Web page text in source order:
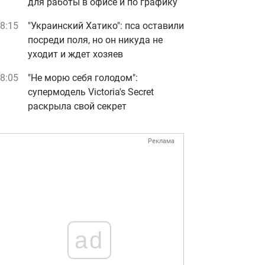
"Украинский Хатико": пса оставили
посреди поля, но он никуда не
уходит и ждет хозяев
"Не морю себя голодом":
супермодель Victoria's Secret
раскрыла свой секрет
Реклама
ad